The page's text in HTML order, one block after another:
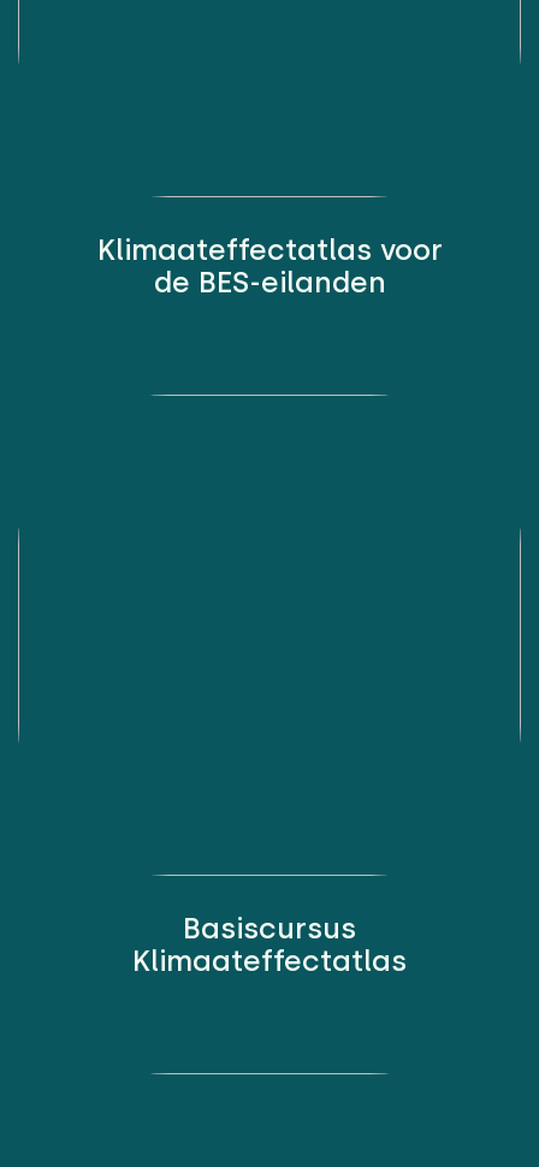
Klimaateffectatlas voor
de BES-eilanden
Basiscursus
Klimaateffectatlas